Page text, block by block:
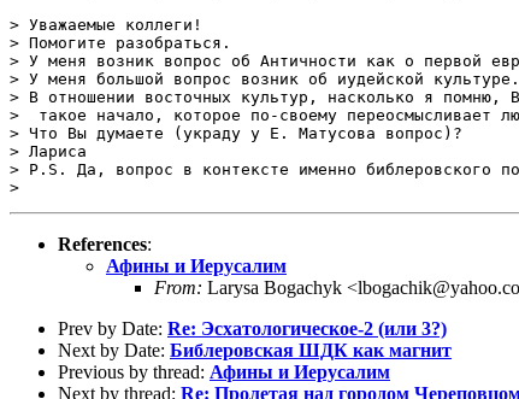
> Уважаемые коллеги!
> Помогите разобраться.
> У меня возник вопрос об Античности как о первой
> У меня большой вопрос возник об иудейской
> В отношении восточных культур, насколько я
>  такое начало, которое по-своему переосмысливает
> Что Вы думаете (украду у Е. Матусова вопрос)?
> Лариса
> P.S. Да, вопрос в контексте именно библеровского
>
References:
Афины и Иерусалим
From: Larysa Bogachyk
Prev by Date: Re: Эсхатологическое-2 (или 3?)
Next by Date: Библеровская ШДК как магнит
Previous by thread: Афины и Иерусалим
Next by thread: Re: Пролетая над городом